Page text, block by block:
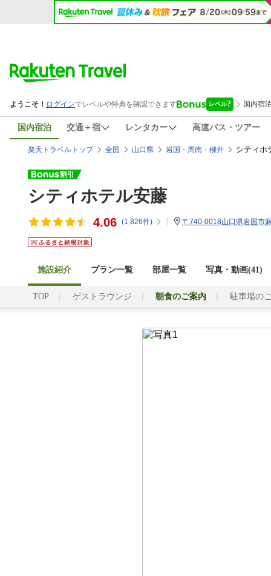
国内宿泊 交通＋宿 レンタカー 高速バス・ツアー
楽天トラベルトップ 全国 山口県 岩国・周南・柳井 シティホ
シティホテル安藤
4.06 (1,826件) 〒740-0018山口県岩国市
施設紹介 プラン一覧 部屋一覧 写真・動画(41)
TOP ゲストラウンジ 朝食のご案内 駐車場の